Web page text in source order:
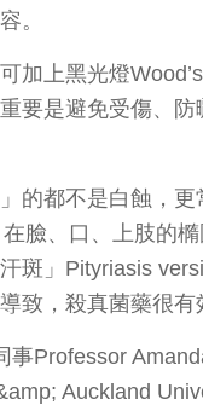
。
加上黑光燈
要是避免受傷、
的都不是白蝕，
在臉、口、上肢的
斑」Pityriasis
致，殺真菌藥很有
事Professor
Auckland